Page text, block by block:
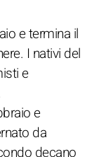
e termina il
I nativi del
e
e
da
decano